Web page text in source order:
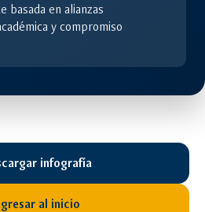
basada en alianzas
y compromiso
infografía
al inicio